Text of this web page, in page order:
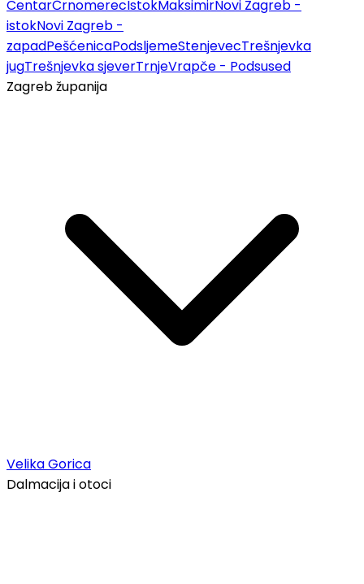
CentarČrnomerecIstokMaksimirNovi Zagreb -
istokNovi Zagreb -
zapadPešćenicaPodsljemeStenjevecTrešnjevka
jugTrešnjevka sjeverTrnjeVrapče - Podsused
Zagreb županija
Velika Gorica
Dalmacija i otoci